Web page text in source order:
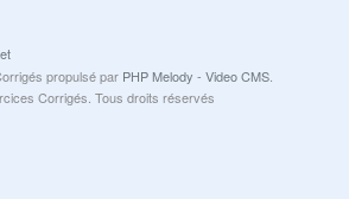
propulsé par PHP Melody - Video CMS
Corrigés. Tous droits réservés